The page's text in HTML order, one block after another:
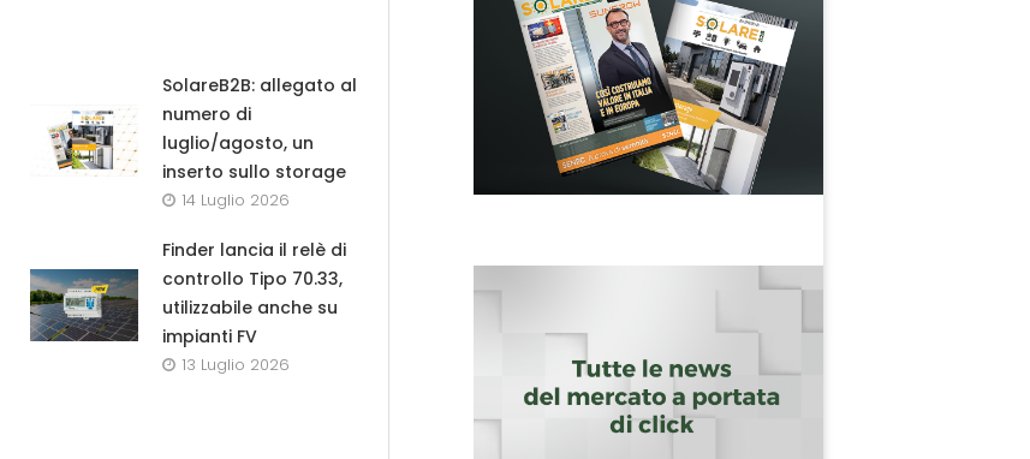
SolareB2B: allegato al
numero di
luglio/agosto, un
inserto sullo storage
14 Luglio 2026
Finder lancia il relè di
controllo Tipo 70.33,
utilizzabile anche su
impianti FV
13 Luglio 2026